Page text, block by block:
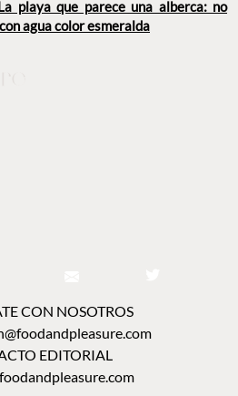
playa que parece una alberca: no
agua color esmeralda
CON NOSOTROS
EDITORIAL